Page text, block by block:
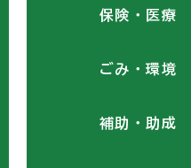
保険・医療
ごみ・環境
補助・助成